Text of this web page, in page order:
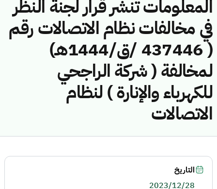
المعلومات تنشر قرار لجنة النظر
في مخالفات نظام الاتصالات رقم
( 437446 /ق/1444هـ)
لمخالفة ( شركة الراجحي
للكهرباء والإنارة ) لنظام
الاتصالات
التاريخ
2023/12/28